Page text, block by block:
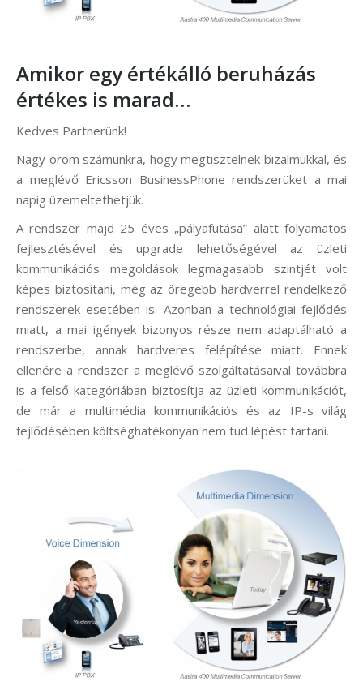
Amikor egy értékálló beruházás
értékes is marad…
Kedves Partnerünk!
Nagy öröm számunkra, hogy megtisztelnek bizalmukkal, és
a meglévő Ericsson BusinessPhone rendszerüket a mai
napig üzemeltethetjük.
A rendszer majd 25 éves „pályafutása” alatt folyamatos
fejlesztésével és upgrade lehetőségével az üzleti
kommunikációs megoldások legmagasabb szintjét volt
képes biztosítani, még az öregebb hardverrel rendelkező
rendszerek esetében is. Azonban a technológiai fejlődés
miatt, a mai igények bizonyos része nem adaptálható a
rendszerbe, annak hardveres felépítése miatt. Ennek
ellenére a rendszer a meglévő szolgáltatásaival továbbra
is a felső kategóriában biztosítja az üzleti kommunikációt,
de már a multimédia kommunikációs és az IP-s világ
fejlődésében költséghatékonyan nem tud lépést tartani.